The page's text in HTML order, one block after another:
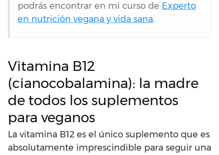
podrás encontrar en mi curso de Experto
en nutrición vegana y vida sana.
Vitamina B12
(cianocobalamina): la madre
de todos los suplementos
para veganos
La vitamina B12 es el único suplemento que es
absolutamente imprescindible para seguir una